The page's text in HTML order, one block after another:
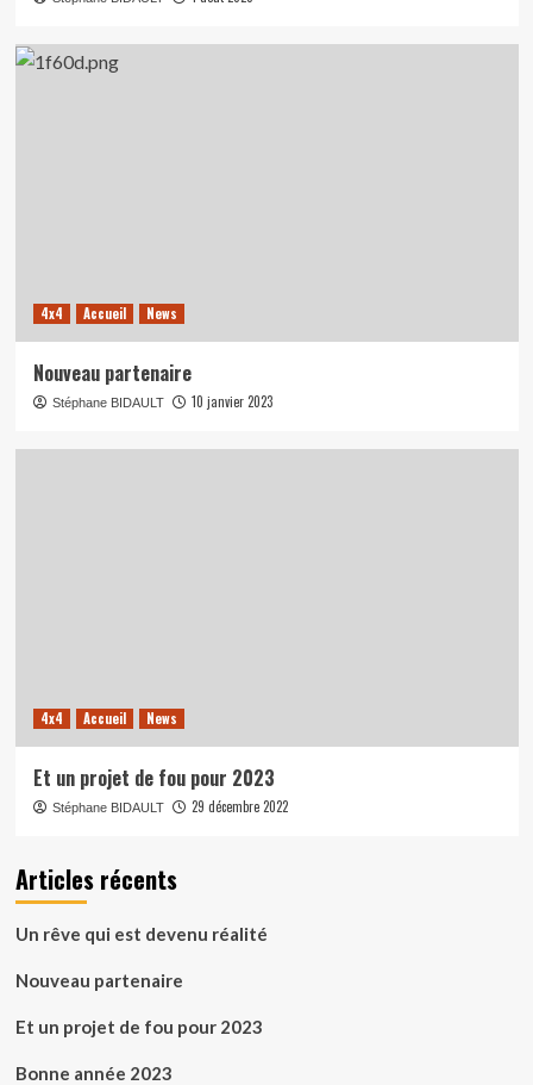
4x4 Accueil News
Nouveau partenaire
Stéphane BIDAULT 10 janvier 2023
4x4 Accueil News
Et un projet de fou pour 2023
Stéphane BIDAULT 29 décembre 2022
Articles récents
Un rêve qui est devenu réalité
Nouveau partenaire
Et un projet de fou pour 2023
Bonne année 2023